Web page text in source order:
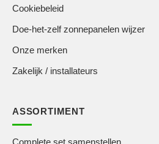
Cookiebeleid
Doe-het-zelf zonnepanelen wijzer
Onze merken
Zakelijk / installateurs
ASSORTIMENT